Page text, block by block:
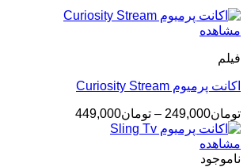
مشاهده
فیلم
اکانت پرمیوم Curiosity Stream
تومان249,000
– تومان449,000محدوده
مشاهده
ناموجود